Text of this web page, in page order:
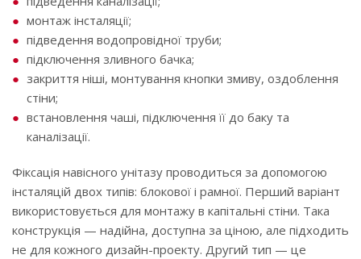
монтаж інсталяції;
підведення водопровідної труби;
підключення зливного бачка;
закриття ніші, монтування кнопки змиву, оздоблення
стіни;
встановлення чаші, підключення її до баку та
каналізації.
Фіксація навісного унітазу проводиться за допомогою
інсталяцій двох типів: блокової і рамної. Перший варіант
використовується для монтажу в капітальні стіни. Така
конструкція — надійна, доступна за ціною, але підходить
не для кожного дизайн-проекту. Другий тип — це